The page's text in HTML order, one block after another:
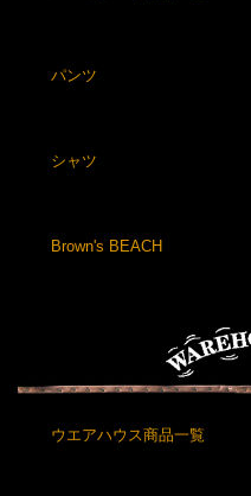
パンツ
シャツ
Brown's BEACH
ウエアハウス商品一覧